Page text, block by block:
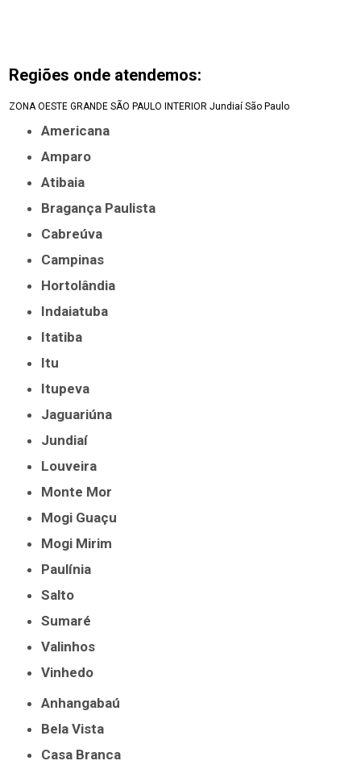
Regiões onde atendemos:
ZONA OESTE GRANDE SÃO PAULO INTERIOR Jundiaí São Paulo
Americana
Amparo
Atibaia
Bragança Paulista
Cabreúva
Campinas
Hortolândia
Indaiatuba
Itatiba
Itu
Itupeva
Jaguariúna
Jundiaí
Louveira
Monte Mor
Mogi Guaçu
Mogi Mirim
Paulínia
Salto
Sumaré
Valinhos
Vinhedo
Anhangabaú
Bela Vista
Casa Branca